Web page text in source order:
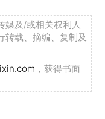
媒及/或相关权利人
转载、摘编、复制及
，获得书面